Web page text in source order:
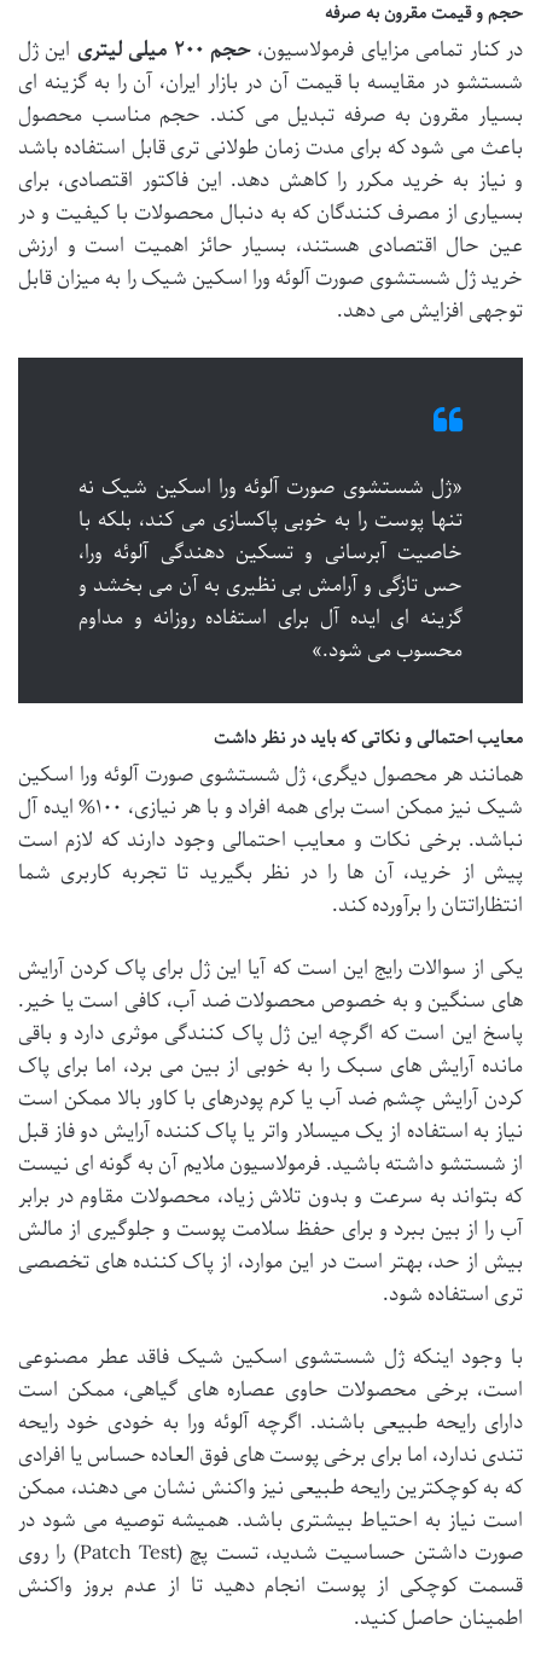
حجم و قیمت مقرون به صرفه
در کنار تمامی مزایای فرمولاسیون، حجم ۲۰۰ میلی لیتری
این ژل
شستشو در مقایسه با قیمت آن در بازار ایران، آن را به گزینه ای
بسیار مقرون به صرفه تبدیل می کند. حجم مناسب محصول
باعث می شود که برای مدت زمان طولانی تری قابل استفاده باشد
و نیاز به خرید مکرر را کاهش دهد. این فاکتور اقتصادی، برای
بسیاری از مصرف کنندگان که به دنبال محصولات با کیفیت و در
عین حال اقتصادی هستند، بسیار حائز اهمیت است و ارزش
خرید ژل شستشوی صورت آلوئه ورا اسکین شیک را به میزان قابل
توجهی افزایش می دهد.
«ژل شستشوی صورت آلوئه ورا اسکین شیک نه
تنها پوست را به خوبی پاکسازی می کند، بلکه با
خاصیت آبرسانی و تسکین دهندگی آلوئه ورا،
حس تازگی و آرامش بی نظیری به آن می بخشد و
گزینه ای ایده آل برای استفاده روزانه و مداوم
محسوب می شود.»
معایب احتمالی و نکاتی که باید در نظر داشت
همانند هر محصول دیگری، ژل شستشوی صورت آلوئه ورا اسکین
شیک نیز ممکن است برای همه افراد و با هر نیازی، ۱۰۰% ایده آل
نباشد. برخی نکات و معایب احتمالی وجود دارند که لازم است
پیش از خرید، آن ها را در نظر بگیرید تا تجربه کاربری شما
انتظاراتتان را برآورده کند.
یکی از سوالات رایج این است که آیا این ژل برای پاک کردن آرایش
های سنگین و به خصوص محصولات ضد آب، کافی است یا خیر.
پاسخ این است که اگرچه این ژل پاک کنندگی موثری دارد و باقی
مانده آرایش های سبک را به خوبی از بین می برد، اما برای پاک
کردن آرایش چشم ضد آب یا کرم پودرهای با کاور بالا ممکن است
نیاز به استفاده از یک میسلار واتر یا پاک کننده آرایش دو فاز قبل
از شستشو داشته باشید. فرمولاسیون ملایم آن به گونه ای نیست
که بتواند به سرعت و بدون تلاش زیاد، محصولات مقاوم در برابر
آب را از بین ببرد و برای حفظ سلامت پوست و جلوگیری از مالش
بیش از حد، بهتر است در این موارد، از پاک کننده های تخصصی
تری استفاده شود.
با وجود اینکه ژل شستشوی اسکین شیک فاقد عطر مصنوعی
است، برخی محصولات حاوی عصاره های گیاهی، ممکن است
دارای رایحه طبیعی باشند. اگرچه آلوئه ورا به خودی خود رایحه
تندی ندارد، اما برای برخی پوست های فوق العاده حساس یا افرادی
که به کوچکترین رایحه طبیعی نیز واکنش نشان می دهند، ممکن
است نیاز به احتیاط بیشتری باشد. همیشه توصیه می شود در
صورت داشتن حساسیت شدید، تست پچ (Patch Test) را روی
قسمت کوچکی از پوست انجام دهید تا از عدم بروز واکنش
اطمینان حاصل کنید.